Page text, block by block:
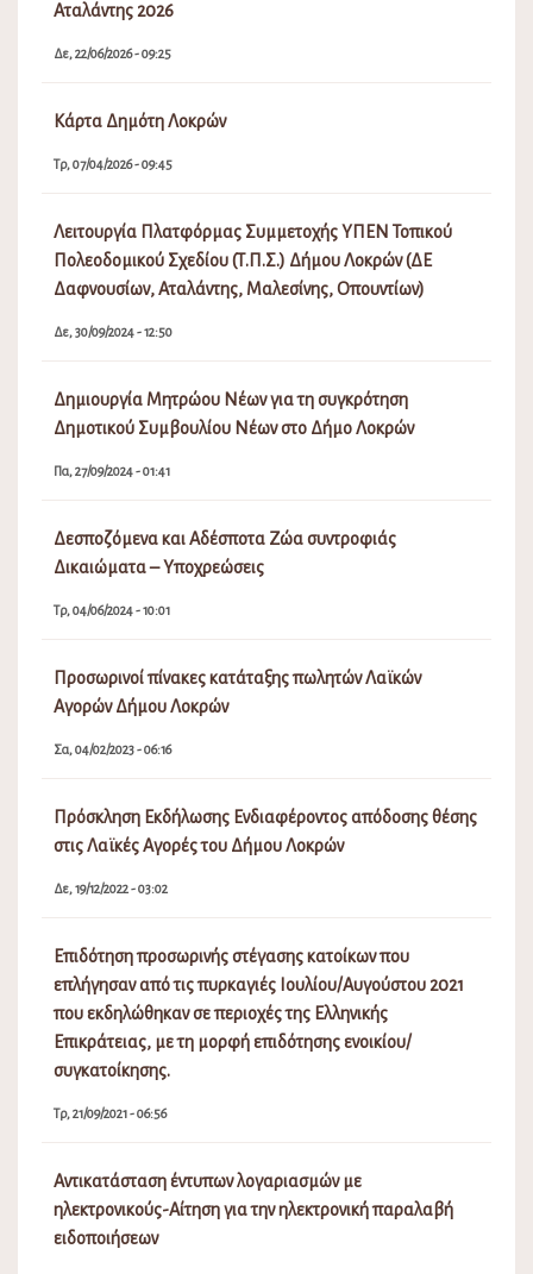
Αταλάντης 2026
Δε, 22/06/2026 - 09:25
Κάρτα Δημότη Λοκρών
Τρ, 07/04/2026 - 09:45
Λειτουργία Πλατφόρμας Συμμετοχής ΥΠΕΝ Τοπικού
Πολεοδομικού Σχεδίου (Τ.Π.Σ.) Δήμου Λοκρών (ΔΕ
Δαφνουσίων, Αταλάντης, Μαλεσίνης, Οπουντίων)
Δε, 30/09/2024 - 12:50
Δημιουργία Μητρώου Νέων για τη συγκρότηση
Δημοτικού Συμβουλίου Νέων στο Δήμο Λοκρών
Πα, 27/09/2024 - 01:41
Δεσποζόμενα και Αδέσποτα Ζώα συντροφιάς
Δικαιώματα – Υποχρεώσεις
Τρ, 04/06/2024 - 10:01
Προσωρινοί πίνακες κατάταξης πωλητών Λαϊκών
Αγορών Δήμου Λοκρών
Σα, 04/02/2023 - 06:16
Πρόσκληση Εκδήλωσης Ενδιαφέροντος απόδοσης θέσης
στις Λαϊκές Αγορές του Δήμου Λοκρών
Δε, 19/12/2022 - 03:02
Επιδότηση προσωρινής στέγασης κατοίκων που
επλήγησαν από τις πυρκαγιές Ιουλίου/Αυγούστου 2021
που εκδηλώθηκαν σε περιοχές της Ελληνικής
Επικράτειας, με τη μορφή επιδότησης ενοικίου/
συγκατοίκησης.
Τρ, 21/09/2021 - 06:56
Αντικατάσταση έντυπων λογαριασμών με
ηλεκτρονικούς-Αίτηση για την ηλεκτρονική παραλαβή
ειδοποιήσεων